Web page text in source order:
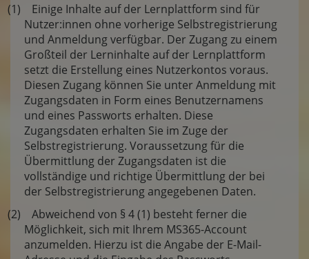
(1) Einige Inhalte auf der Lernplattform sind für
Nutzer:innen ohne vorherige Selbstregistrierung
und Anmeldung verfügbar. Der Zugang zu einem
Großteil der Lerninhalte auf der Lernplattform
setzt die Erstellung eines Nutzerkontos voraus.
Diesen Zugang können Sie unter Anmeldung mit
Zugangsdaten in Form eines Benutzernamens
und eines Passworts erhalten. Diese
Zugangsdaten erhalten Sie im Zuge der
Selbstregistrierung. Voraussetzung für die
Übermittlung der Zugangsdaten ist die
vollständige und richtige Übermittlung der bei
der Selbstregistrierung angegebenen Daten.
(2) Abweichend von § 4 (1) besteht ferner die
Möglichkeit, sich mit Ihrem MS365-Account
anzumelden. Hierzu ist die Angabe der E-Mail-